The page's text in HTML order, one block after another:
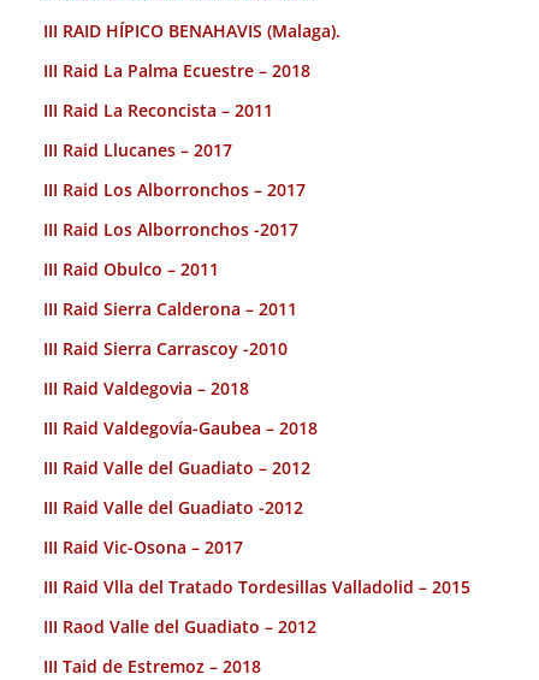
III RAID HÍPICO BENAHAVIS (Malaga).
III Raid La Palma Ecuestre – 2018
III Raid La Reconcista – 2011
III Raid Llucanes – 2017
III Raid Los Alborronchos – 2017
III Raid Los Alborronchos -2017
III Raid Obulco – 2011
III Raid Sierra Calderona – 2011
III Raid Sierra Carrascoy -2010
III Raid Valdegovia – 2018
III Raid Valdegovía-Gaubea – 2018
III Raid Valle del Guadiato – 2012
III Raid Valle del Guadiato -2012
III Raid Vic-Osona – 2017
III Raid Vlla del Tratado Tordesillas Valladolid – 2015
III Raod Valle del Guadiato – 2012
III Taid de Estremoz – 2018